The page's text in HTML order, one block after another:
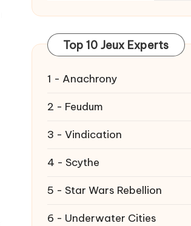
Top 10 Jeux Experts
1 - Anachrony
2 - Feudum
3 - Vindication
4 - Scythe
5 - Star Wars Rebellion
6 - Underwater Cities